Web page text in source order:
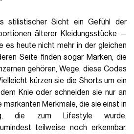
stilistischer Sicht ein Gefühl der
älterer Kleidungsstücke —
es heute nicht mehr in der gleichen
Seite finden sogar Marken, die
gehören, Wege, diese Codes
kürzen sie die Shorts um ein
Knie oder schneiden sie nur an
markanten Merkmale, die sie einst in
die zum Lifestyle wurde,
teilweise noch erkennbar.